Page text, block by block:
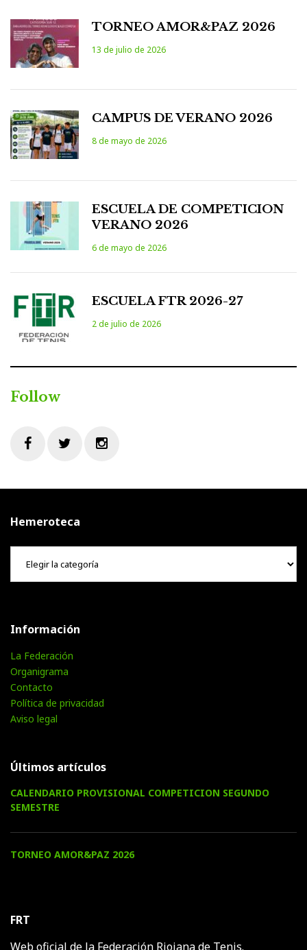
TORNEO AMOR&PAZ 2026
13 de julio de 2026
CAMPUS DE VERANO 2026
8 de mayo de 2026
ESCUELA DE COMPETICION
VERANO 2026
6 de mayo de 2026
ESCUELA FTR 2026-27
2 de julio de 2026
Follow
Hemeroteca
Hemeroteca
Información
La Federación
Organigrama
Contacto
Política de privacidad
Aviso legal
Últimos artículos
CALENDARIO PROVISIONAL COMPETICION SEGUNDO
SEMESTRE
TORNEO AMOR&PAZ 2026
FRT
Web oficial de la Federación Riojana de Tenis.